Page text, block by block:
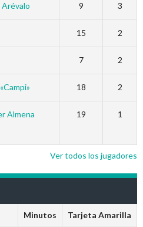
9 3
15 2
7 2
18 2
Almena
19 1
Ver todos los jugadores
Minutos Tarjeta Amarilla